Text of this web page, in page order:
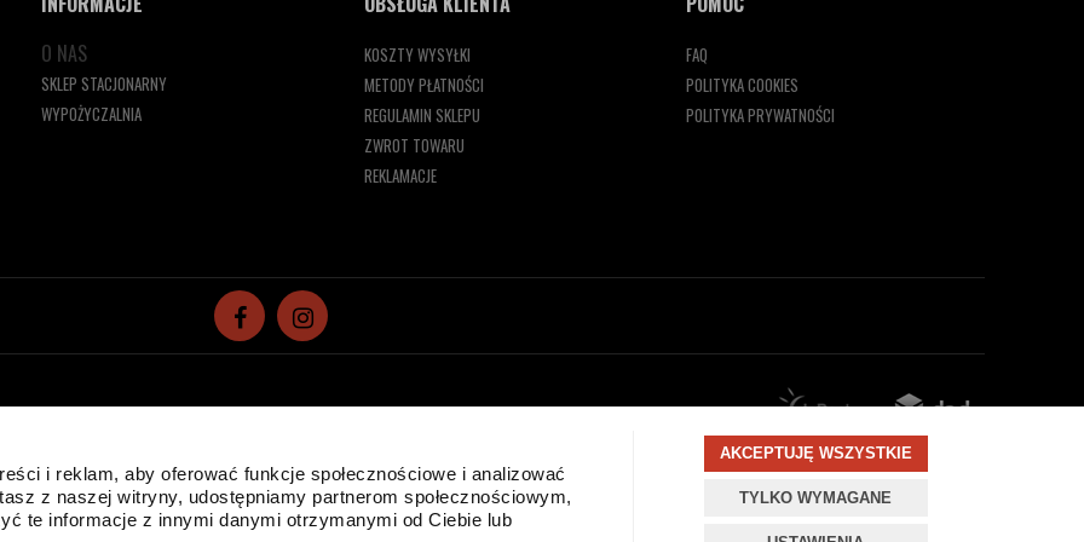
i reklam, aby oferować funkcje społecznościowe i analizować
z naszej witryny, udostępniamy partnerom społecznościowym,
te informacje z innymi danymi otrzymanymi od Ciebie lub
AKCEPTUJĘ WSZYSTKIE
TYLKO WYMAGANE
O NAS
SKLEP STACJONARNY
WYPOŻYCZALNIA
KOSZTY WYSYŁKI
METODY PŁATNOŚCI
REGULAMIN SKLEPU
ZWROT TOWARU
REKLAMACJE
FAQ
POLITYKA COOKIES
POLITYKA PRYWATNOŚCI
plików cookies w celu realizacji usług i zgodnie zPolityką Plików Cookies
przechowywania lub dostępu do plików cookies w Twojej przeglądarce.